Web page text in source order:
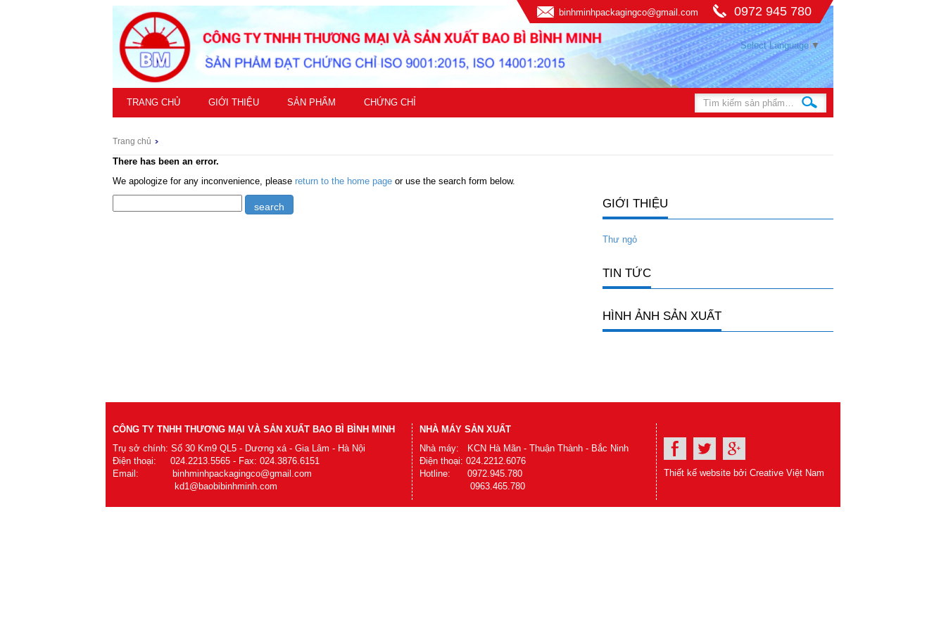
binhminhpackagingco@gmail.com 0972 945 780
Select Language ▼
TRANG CHỦ GIỚI THIỆU SẢN PHẨM CHỨNG CHỈ
Trang chủ
There has been an error.
We apologize for any inconvenience, please return to the home page or use the search form below.
GIỚI THIỆU
Thư ngỏ
TIN TỨC
HÌNH ẢNH SẢN XUẤT
CÔNG TY TNHH THƯƠNG MẠI VÀ SẢN XUẤT BAO BÌ BÌNH MINH
Trụ sở chính: Số 30 Km9 QL5 - Dương xá - Gia Lâm - Hà Nội
Điện thoại: 024.2213.5565 - Fax: 024.3876.6151
Email: binhminhpackagingco@gmail.com
kd1@baobibinhminh.com
NHÀ MÁY SẢN XUẤT
Nhà máy: KCN Hà Mãn - Thuận Thành - Bắc Ninh
Điện thoại: 024.2212.6076
Hotline: 0972.945.780
0963.465.780
Thiết kế website bởi Creative Việt Nam